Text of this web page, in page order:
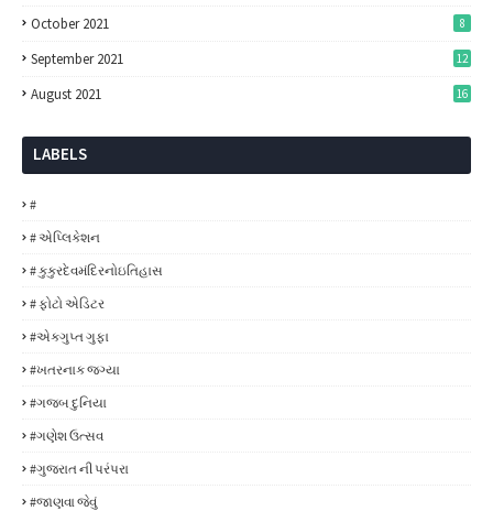
October 2021 8
September 2021 12
August 2021 16
LABELS
#
# એપ્લિકેશન
# કુકુરદેવમંદિરનોઇતિહાસ
# ફોટો એડિટર
#એકગુપ્ત ગુફા
#ખતરનાક જગ્યા
#ગજબ દુનિયા
#ગણેશ ઉત્સવ
#ગુજરાત ની પરંપરા
#જાણવા જેવું